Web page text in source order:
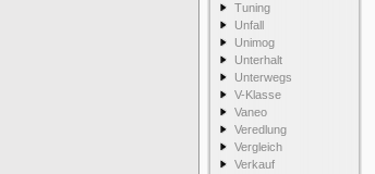
Tuning
Unfall
Unimog
Unterhalt
Unterwegs
V-Klasse
Vaneo
Veredlung
Vergleich
Verkauf